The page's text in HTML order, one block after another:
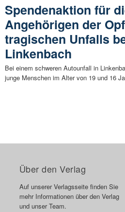
Spendenaktion für
Angehörigen der
tragischen Unfalls
Linkenbach
Bei einem schweren Autounfall in
junge Menschen im Alter von 19 und 16
Über den Verlag
Auf unserer Verlagsseite finden Sie
mehr Informationen über den Verlag
und unser Team.